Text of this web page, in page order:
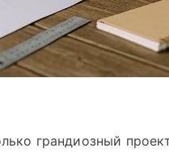
грандиозный